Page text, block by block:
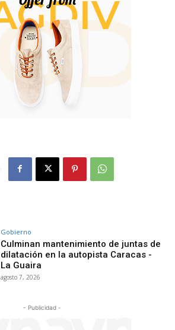
Gobierno
Culminan mantenimiento de juntas de
dilatación en la autopista Caracas -
La Guaira
agosto 7, 2026
- Publicidad -